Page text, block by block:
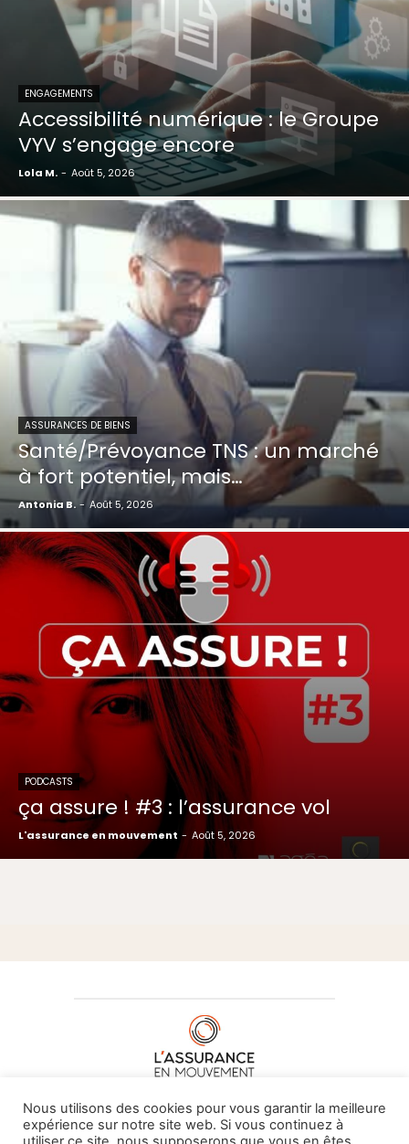
ENGAGEMENTS
Accessibilité numérique : le Groupe
VYV s’engage encore
Lola M. - Août 5, 2026
ASSURANCES DE BIENS
Santé/Prévoyance TNS : un marché
à fort potentiel, mais…
Antonia B. - Août 5, 2026
PODCASTS
ça assure ! #3 : l’assurance vol
L'assurance en mouvement - Août 5, 2026
À PROPOS DE NOUS•CONTACT
Nous utilisons des cookies pour vous garantir la meilleure
expérience sur notre site web. Si vous continuez à